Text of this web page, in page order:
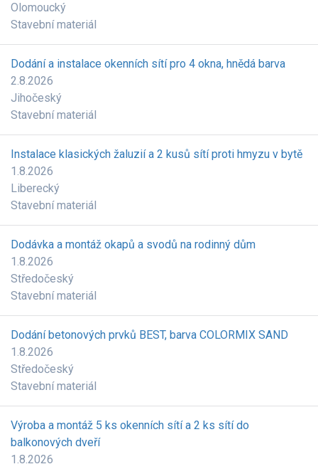
Olomoucký
Stavební materiál
Dodání a instalace okenních sítí pro 4 okna, hnědá barva
2.8.2026
Jihočeský
Stavební materiál
Instalace klasických žaluzií a 2 kusů sítí proti hmyzu v bytě
1.8.2026
Liberecký
Stavební materiál
Dodávka a montáž okapů a svodů na rodinný dům
1.8.2026
Středočeský
Stavební materiál
Dodání betonových prvků BEST, barva COLORMIX SAND
1.8.2026
Středočeský
Stavební materiál
Výroba a montáž 5 ks okenních sítí a 2 ks sítí do
balkonových dveří
1.8.2026